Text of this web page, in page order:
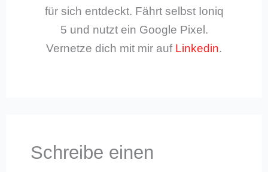
für sich entdeckt. Fährt selbst Ioniq
5 und nutzt ein Google Pixel.
Vernetze dich mit mir auf Linkedin.
Schreibe einen